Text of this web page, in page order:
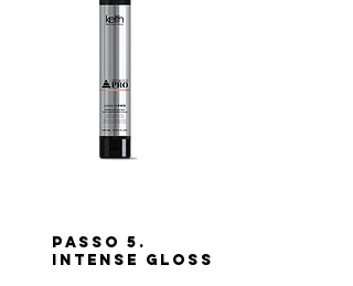
PASSO 5.
INTENSE gLOSS